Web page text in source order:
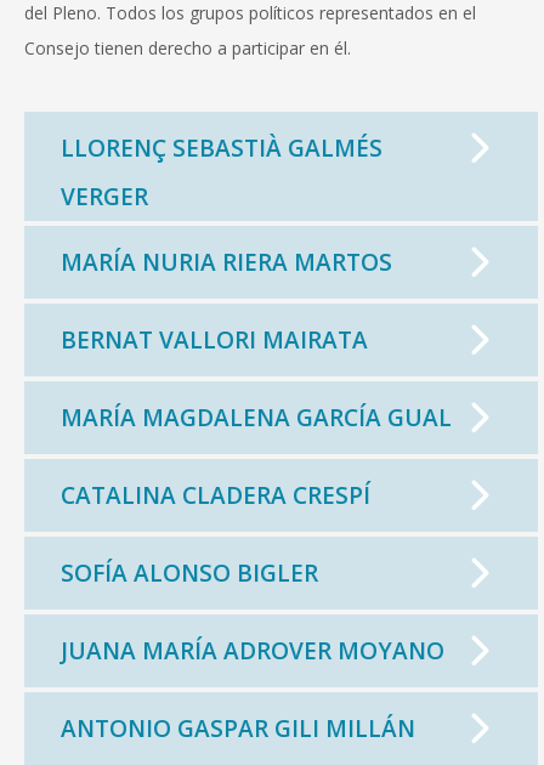
del Pleno. Todos los grupos políticos representados en el
Consejo tienen derecho a participar en él.
LLORENÇ SEBASTIÀ GALMÉS
VERGER
MARÍA NURIA RIERA MARTOS
BERNAT VALLORI MAIRATA
MARÍA MAGDALENA GARCÍA GUAL
CATALINA CLADERA CRESPÍ
SOFÍA ALONSO BIGLER
JUANA MARÍA ADROVER MOYANO
ANTONIO GASPAR GILI MILLÁN